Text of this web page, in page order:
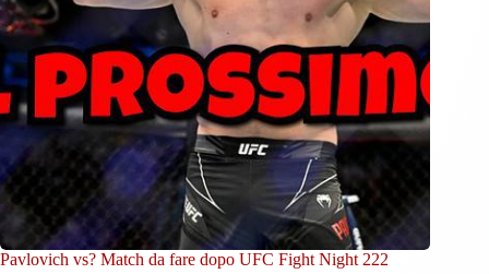
Pavlovich vs? Match da fare dopo UFC Fight Night 222